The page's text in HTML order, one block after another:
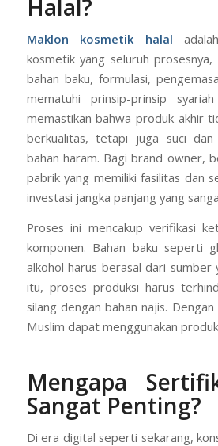
Halal?
Maklon kosmetik halal
kosmetik yang seluruh
bahan baku, formulasi,
mematuhi prinsip-prinsip
memastikan bahwa produk akhir
berkualitas, tetapi juga suci
bahan haram. Bagi brand owner,
pabrik yang memiliki fasilitas dan
investasi jangka panjang yang
Proses ini mencakup verifikasi
komponen. Bahan baku seperti
alkohol harus berasal dari sumber
itu, proses produksi harus
silang dengan bahan najis.
Muslim dapat menggunakan
Mengapa
Sangat Penting?
Di era digital seperti sekarang,